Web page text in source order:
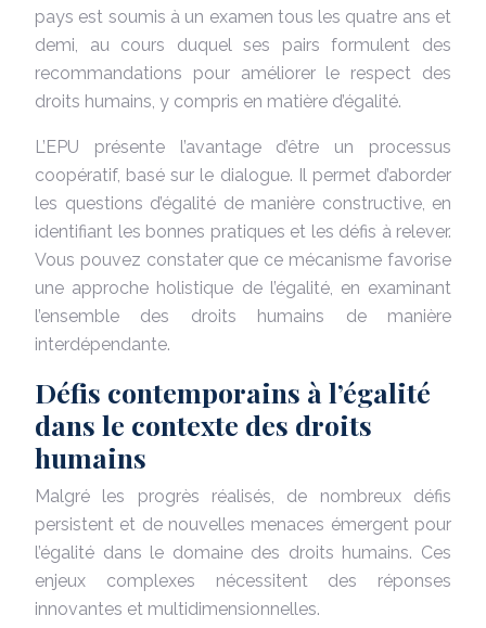
pays est soumis à un examen tous les quatre ans et
demi, au cours duquel ses pairs formulent des
recommandations pour améliorer le respect des
droits humains, y compris en matière d’égalité.
L’EPU présente l’avantage d’être un processus
coopératif, basé sur le dialogue. Il permet d’aborder
les questions d’égalité de manière constructive, en
identifiant les bonnes pratiques et les défis à relever.
Vous pouvez constater que ce mécanisme favorise
une approche holistique de l’égalité, en examinant
l’ensemble des droits humains de manière
interdépendante.
Défis contemporains à l’égalité
dans le contexte des droits
humains
Malgré les progrès réalisés, de nombreux défis
persistent et de nouvelles menaces émergent pour
l’égalité dans le domaine des droits humains. Ces
enjeux complexes nécessitent des réponses
innovantes et multidimensionnelles.